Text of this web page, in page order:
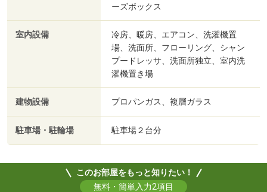
ーズボックス
室内設備
冷房、暖房、エアコン、洗濯機置
場、洗面所、フローリング、シャン
プードレッサ、洗面所独立、室内洗
濯機置き場
建物設備 プロパンガス、複層ガラス
駐車場・駐輪場 駐車場２台分
このお部屋をもっと知りたい！
無料・簡単入力2項目